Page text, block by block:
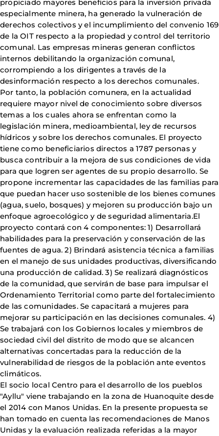
propiciado mayores beneficios para la inversión privada
especialmente minera, ha generado la vulneración de
derechos colectivos y el incumplimiento del convenio 169
de la OIT respecto a la propiedad y control del territorio
comunal. Las empresas mineras generan conflictos
internos debilitando la organización comunal,
corrompiendo a los dirigentes a través de la
desinformación respecto a los derechos comunales.
Por tanto, la población comunera, en la actualidad
requiere mayor nivel de conocimiento sobre diversos
temas a los cuales ahora se enfrentan como la
legislación minera, medioambiental, ley de recursos
hídricos y sobre los derechos comunales. El proyecto
tiene como beneficiarios directos a 1787 personas y
busca contribuir a la mejora de sus condiciones de vida
para que logren ser agentes de su propio desarrollo. Se
propone incrementar las capacidades de las familias para
que puedan hacer uso sostenible de los bienes comunes
(agua, suelo, bosques) y mejoren su producción bajo un
enfoque agroecológico y de seguridad alimentaria.El
proyecto contará con 4 componentes: 1) Desarrollará
habilidades para la preservación y conservación de las
fuentes de agua. 2) Brindará asistencia técnica a familias
en el manejo de sus unidades productivas, diversificando
una producción de calidad. 3) Se realizará diagnósticos
de la comunidad, que servirán de base para impulsar el
Ordenamiento Territorial como parte del fortalecimiento
de las comunidades. Se capacitará a mujeres para
mejorar su participación en las decisiones comunales. 4)
Se trabajará con los Gobiernos locales y miembros de
sociedad civil del distrito de modo que se alcancen
alternativas concertadas para la reducción de la
vulnerabilidad de riesgos de la población ante eventos
climáticos.
El socio local Centro para el desarrollo de los pueblos
"Ayllu" viene trabajando en la zona de Huanoquite desde
el 2014 con Manos Unidas. En la presente propuesta se
han tomado en cuenta las recomendaciones de Manos
Unidas y la evaluación realizada referidas a la mayor